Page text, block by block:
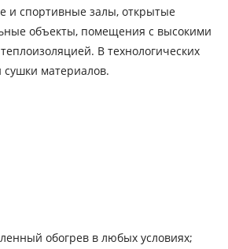
и спортивные залы, открытые
объекты, помещения с высокими
В технологических
сушки материалов.
обогрев в любых условиях;